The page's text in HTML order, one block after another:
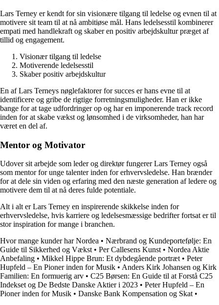
Lars Terney er kendt for sin visionære tilgang til ledelse og evnen til at
motivere sit team til at nå ambitiøse mål. Hans ledelsesstil kombinerer
empati med handlekraft og skaber en positiv arbejdskultur præget af
tillid og engagement.
Visionær tilgang til ledelse
Motiverende ledelsesstil
Skaber positiv arbejdskultur
En af Lars Terneys nøglefaktorer for succes er hans evne til at
identificere og gribe de rigtige forretningsmuligheder. Han er ikke
bange for at tage udfordringer op og har en imponerende track record
inden for at skabe vækst og lønsomhed i de virksomheder, han har
været en del af.
Mentor og Motivator
Udover sit arbejde som leder og direktør fungerer Lars Terney også
som mentor for unge talenter inden for erhvervsledelse. Han brænder
for at dele sin viden og erfaring med den næste generation af ledere og
motivere dem til at nå deres fulde potentiale.
Alt i alt er Lars Terney en inspirerende skikkelse inden for
erhvervsledelse, hvis karriere og ledelsesmæssige bedrifter fortsat er til
stor inspiration for mange i branchen.
Hvor mange kunder har Nordea • Nærbrand og Kundeportefølje: En
Guide til Sikkerhed og Vækst • Per Callesens Kunst • Nordea Aktie
Anbefaling • Mikkel Hippe Brun: Et dybdegående portræt • Peter
Hupfeld – En Pioner inden for Musik • Anders Kirk Johansen og Kirk
Familien: En formuerig arv • C25 Børsen: En Guide til at Forstå C25
Indekset og De Bedste Danske Aktier i 2023 • Peter Hupfeld – En
Pioner inden for Musik • Danske Bank Kompensation og Skat •